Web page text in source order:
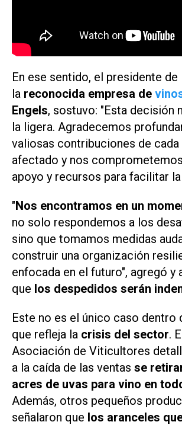
En ese sentido, el presidente de
la reconocida empresa de
Engels, sostuvo: "Esta decisión
la ligera. Agradecemos
valiosas contribuciones de
afectado y nos
apoyo y recursos para facilitar
"Nos encontramos en un
no solo respondemos a los
sino que tomamos medidas
construir una organización
enfocada en el futuro", agregó y
que los despedidos serán
Este no es el único caso dentro
que refleja la crisis del sector.
Asociación de Viticultores
a la caída de las ventas se
acres de uvas para vino en
Además, otros pequeños
señalaron que los aranceles